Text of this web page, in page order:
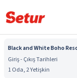
Black and White Boho
Giriş - Çıkış Tarihleri
1 Oda, 2 Yetişkin